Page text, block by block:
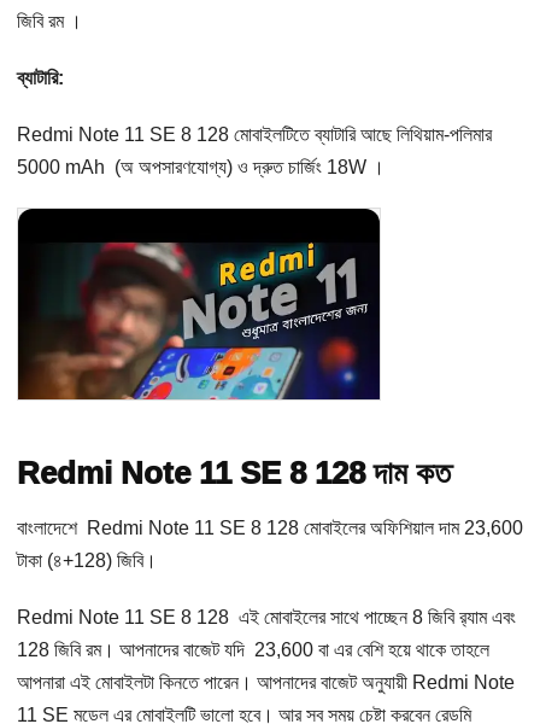
জিবি রম ।
ব্যাটারি:
Redmi Note 11 SE 8 128 মোবাইলটিতে ব্যাটারি আছে লিথিয়াম-পলিমার
5000 mAh (অ অপসারণযোগ্য) ও দ্রুত চার্জিং 18W ।
Redmi Note 11 SE 8 128 দাম কত
বাংলাদেশে Redmi Note 11 SE 8 128 মোবাইলের অফিশিয়াল দাম 23,600
টাকা (৪+128) জিবি।
Redmi Note 11 SE 8 128 এই মোবাইলের সাথে পাচ্ছেন 8 জিবি র‌্যাম এবং
128 জিবি রম। আপনাদের বাজেট যদি 23,600 বা এর বেশি হয়ে থাকে তাহলে
আপনারা এই মোবাইলটা কিনতে পারেন। আপনাদের বাজেট অনুযায়ী Redmi Note
11 SE মডেল এর মোবাইলটি ভালো হবে। আর সব সময় চেষ্টা করবেন রেডমি